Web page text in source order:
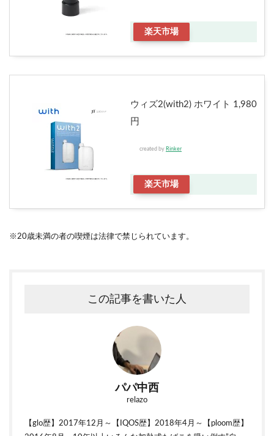
楽天市場
ウィズ2(with2) ホワイト 1,980
円
created by Rinker
楽天市場
※20歳未満の者の喫煙は法律で禁じられています。
この記事を書いた人
パパ中西
relazo
【glo歴】2017年12月～【IQOS歴】2018年4月～【ploom歴】